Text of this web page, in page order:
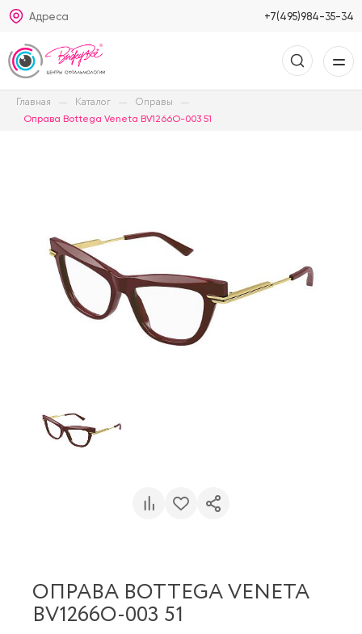
Адреса +7(495)984-35-34
Главная Каталог Оправы
Оправа Bottega Veneta BV1266O-003 51
ОПРАВА BOTTEGA VENETA
BV1266O-003 51